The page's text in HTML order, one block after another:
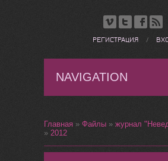
РЕГИСТРАЦИЯ /
NAVIGATION
Главная » Файлы » журнал
» 2012